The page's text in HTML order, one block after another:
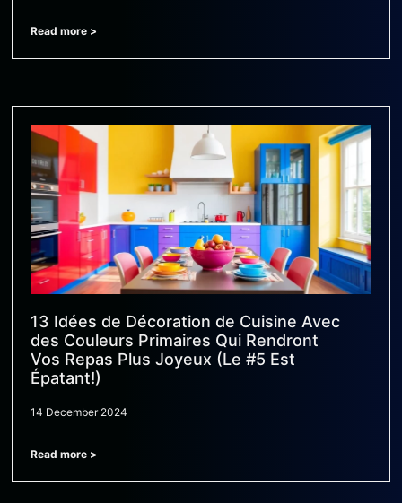
Read more >
13 Idées de Décoration de Cuisine Avec
des Couleurs Primaires Qui Rendront
Vos Repas Plus Joyeux (Le #5 Est
Épatant!)
14 December 2024
Read more >